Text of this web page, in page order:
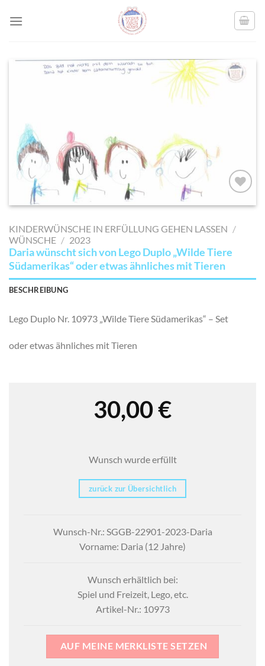
AUF MEINE
SETZEN
KINDERWÜNSCHE IN ERFÜLLUNG GEHEN LASSEN /
WÜNSCHE / 2023
Daria wünscht sich von Lego Duplo „Wilde Tiere
Südamerikas“ oder etwas ähnliches mit Tieren
BESCHREIBUNG
Lego Duplo Nr. 10973 „Wilde Tiere Südamerikas“ – Set
oder etwas ähnliches mit Tieren
30,00€
Wunsch wurde erfüllt
zurück zur Übersichtlich
Wunsch-Nr.: SGGB-22901-2023-Daria
Vorname: Daria (12 Jahre)
Wunsch erhältlich bei:
Spiel und Freizeit, Lego, etc.
Artikel-Nr.: 10973
AUF MEINE MERKLISTE SETZEN